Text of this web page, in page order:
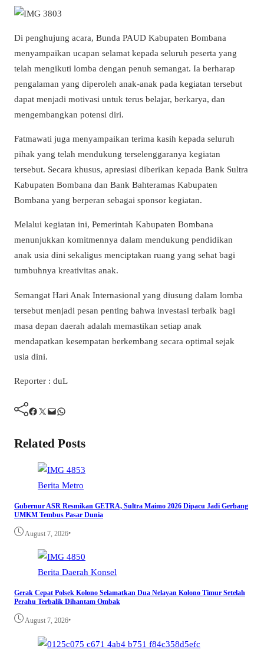
Di penghujung acara, Bunda PAUD Kabupaten Bombana
menyampaikan ucapan selamat kepada seluruh peserta yang
telah mengikuti lomba dengan penuh semangat. Ia berharap
pengalaman yang diperoleh anak-anak pada kegiatan tersebut
dapat menjadi motivasi untuk terus belajar, berkarya, dan
mengembangkan potensi diri.
Fatmawati juga menyampaikan terima kasih kepada seluruh
pihak yang telah mendukung terselenggaranya kegiatan
tersebut. Secara khusus, apresiasi diberikan kepada Bank Sultra
Kabupaten Bombana dan Bank Bahteramas Kabupaten
Bombana yang berperan sebagai sponsor kegiatan.
Melalui kegiatan ini, Pemerintah Kabupaten Bombana
menunjukkan komitmennya dalam mendukung pendidikan
anak usia dini sekaligus menciptakan ruang yang sehat bagi
tumbuhnya kreativitas anak.
Semangat Hari Anak Internasional yang diusung dalam lomba
tersebut menjadi pesan penting bahwa investasi terbaik bagi
masa depan daerah adalah memastikan setiap anak
mendapatkan kesempatan berkembang secara optimal sejak
usia dini.
Reporter : duL
Facebook Twitter Mail WhatsApp
Related Posts
Berita Metro
Gubernur ASR Resmikan GETRA, Sultra Maimo 2026 Dipacu Jadi Gerbang
UMKM Tembus Pasar Dunia
August 7, 2026•
Berita Daerah Konsel
Gerak Cepat Polsek Kolono Selamatkan Dua Nelayan Kolono Timur Setelah
Perahu Terbalik Dihantam Ombak
August 7, 2026•